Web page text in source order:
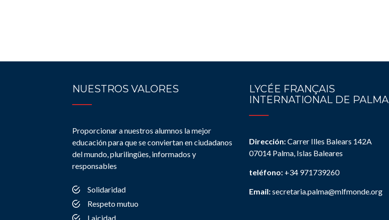
NUESTROS VALORES
Proporcionar a nuestros alumnos la mejor
educación para que se conviertan en ciudadanos
del mundo, plurilingües, informados y
responsables
Solidaridad
Respeto mutuo
Laicidad
LYCÉE FRANÇAIS
INTERNATIONAL DE PALMA
Dirección:Carrer Illes Balears 142A
07014 Palma, Islas Baleares
teléfono: +34 971739260
Email:secretaria.palma@mlfmonde.org